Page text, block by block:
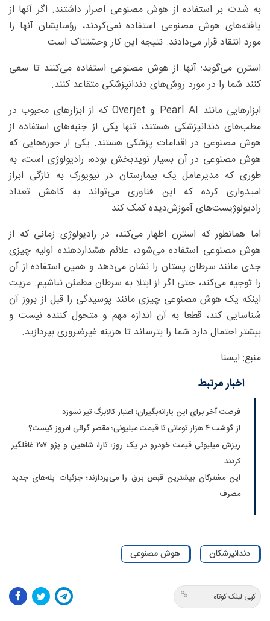
به شدت بر استفاده از هوش مصنوعی اصرار داشتند. اگر آنها از
یافته‌های هوش مصنوعی استفاده نمی‌کردند، رؤسایشان آنها را
مورد انتقاد قرار می‌دادند. نتیجه این کار وحشتناک است.
استرن می‌گوید: آنها از هوش مصنوعی استفاده می‌کنند تا سعی
کنند شما را در مورد روش‌های دندانپزشکی متقاعد کنند.
ابزارهایی مانند Pearl AI و Overjet که از ابزارهای محبوب در
مطب‌های دندانپزشکی هستند، تنها یکی از جنبه‌های استفاده از
هوش مصنوعی در اقدامات پزشکی هستند. یکی از حوزه‌هایی که
هوش مصنوعی در آن بسیار نویدبخش بوده، رادیولوژی است، به
طوری که مدیرعامل یک بیمارستان در نیویورک به تازگی ابراز
امیدواری کرده که این فناوری می‌تواند به کاهش تعداد
رادیولوژیست‌های آموزش‌دیده کمک کند.
اما همانطور که استرن اظهار می‌کند، در رادیولوژی زمانی که از
هوش مصنوعی استفاده می‌شود، علائم هشداردهنده اولیه چیزی
جدی مانند سرطان پستان را نشان می‌دهد و همین استفاده از آن
را توجیه می‌کند، حتی اگر از ابتلا به سرطان مطمئن نباشیم. مزیت
اینکه یک هوش مصنوعی چیزی مانند پوسیدگی را قبل از بروز آن
شناسایی کند، قطعا به آن اندازه مهم و متحول کننده نیست و
بیشتر احتمال دارد شما را بترساند تا هزینه غیرضروری بپردازید.
منبع: ایسنا
اخبار مرتبط
فرصت آخر برای این یارانه‌بگیران؛ اعتبار کالابرگ تیر نسوزد
از گوشت ۴ هزار تومانی تا قیمت میلیونی؛ مقصر گرانی امروز کیست؟
ریزش میلیونی قیمت خودرو در یک روز؛ تارا، شاهین و پژو ۲۰۷ غافلگیر
کردند
این مشترکان بیشترین قبض برق را می‌پردازند؛ جزئیات پله‌های جدید
مصرف
دندانپزشکان هوش مصنوعی
کپی لینک کوتاه